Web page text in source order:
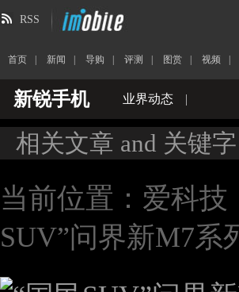
RSS
首页 新闻 导购 评测 图赏 视频
新锐手机 业界动态 |
相关文章 and 关键字
当前位置： 爱科技
SUV”问界新M7系